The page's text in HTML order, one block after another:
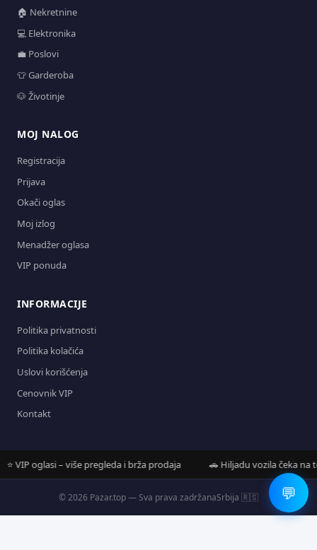
🏠 Nekretnine
💻 Elektronika
💼 Poslovi
👕 Garderoba
🐶 Životinje
MOJ NALOG
Registracija
Prijava
Okači oglas
Moj izlog
Menadžer oglasa
VIP ponuda
INFORMACIJE
Politika privatnosti
Politika kolačića
Uslovi korišćenja
Cenovnik VIP
Kontakt
oglasi – više pregleda i brža prodaja 🚗 Hiljadu vozila čeka na tebe
© 2026 Pazar.top — Sva prava zadržanaSrbija 🇷🇸 💬